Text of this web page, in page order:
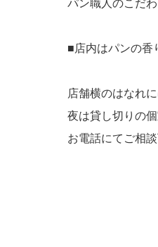
■店内はパンの香
店舗横のはなれ
夜は貸し切りの
お電話にてご相談